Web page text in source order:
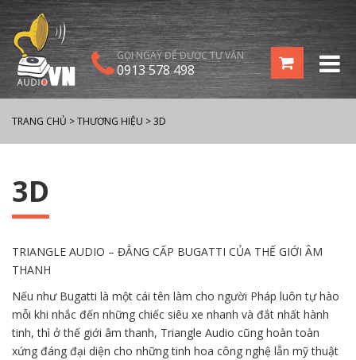
GỌI NGAY ĐỂ ĐƯỢC TƯ VẤN
0913 578 498
TRANG CHỦ >THƯƠNG HIỆU >3D
3D
TRIANGLE AUDIO – ĐẲNG CẤP BUGATTI CỦA THẾ GIỚI ÂM
THANH
Nếu như Bugatti là một cái tên làm cho người Pháp luôn tự hào
mỗi khi nhắc đến những chiếc siêu xe nhanh và đắt nhất hành
tinh, thì ở thế giới âm thanh, Triangle Audio cũng hoàn toàn
xứng đáng đại diện cho những tinh hoa công nghệ lẫn mỹ thuật